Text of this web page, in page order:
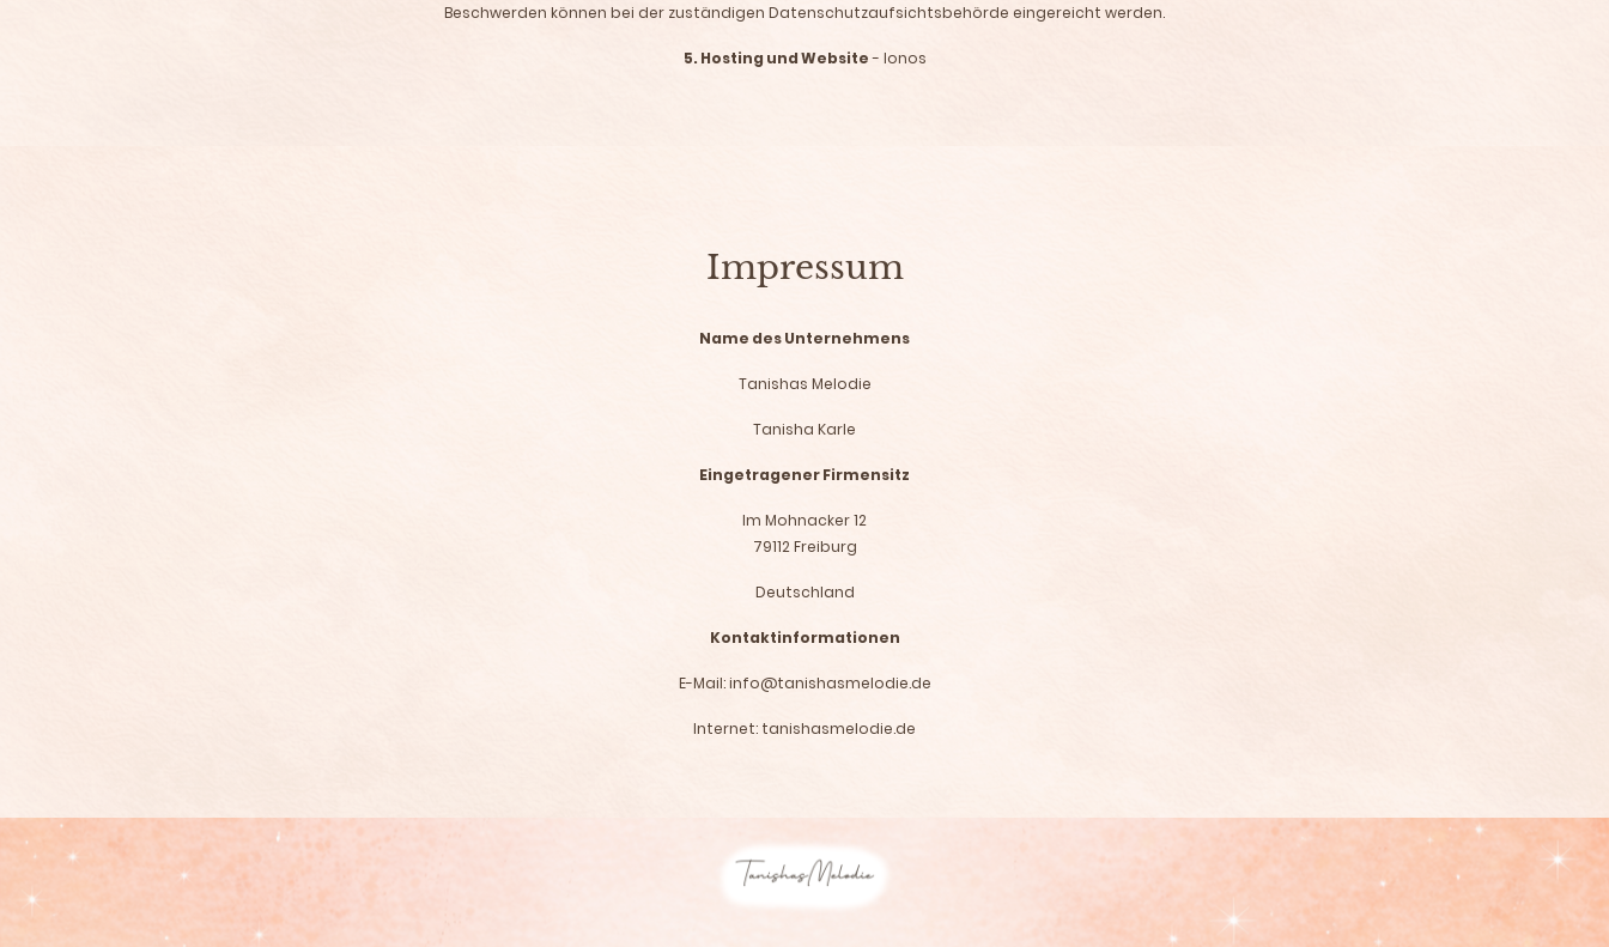
Beschwerden können bei der zuständigen Datenschutzaufsichtsbehörde eingereicht werden.
5. Hosting und Website- Ionos
Impressum
Name des Unternehmens
Tanishas Melodie
Tanisha Karle
Eingetragener Firmensitz
Im Mohnacker 12
79112 Freiburg
Deutschland
Kontaktinformationen
E-Mail: info@tanishasmelodie.de
Internet: tanishasmelodie.de